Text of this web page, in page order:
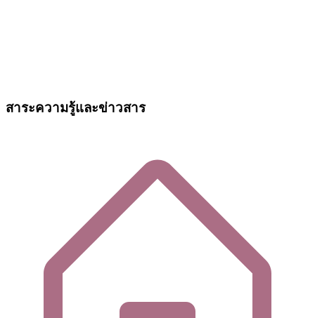
สาระความรู้และข่าวสาร